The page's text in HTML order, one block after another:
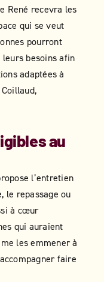
René recevra les
qui se veut
pourront
besoins afin
adaptées à
au
l’entretien
le repassage ou
à cœur
qui auraient
les emmener à
faire